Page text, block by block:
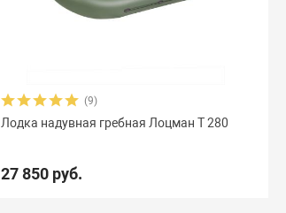
(9)
Лодка надувная гребная Лоцман Т 280
27 850 руб.